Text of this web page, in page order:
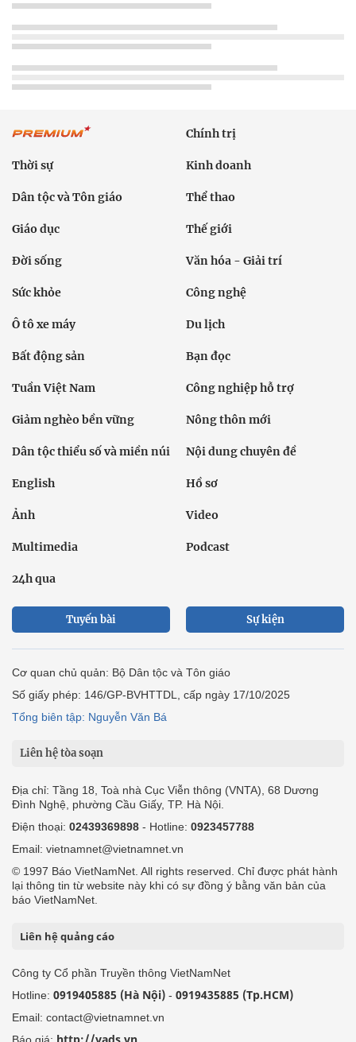
Chính trị
Thời sự Kinh doanh
Dân tộc và Tôn giáo Thể thao
Giáo dục Thế giới
Đời sống Văn hóa - Giải trí
Sức khỏe Công nghệ
Ô tô xe máy Du lịch
Bất động sản Bạn đọc
Tuần Việt Nam Công nghiệp hỗ trợ
Giảm nghèo bền vững Nông thôn mới
Dân tộc thiểu số và miền núi Nội dung chuyên đề
English Hồ sơ
Ảnh Video
Multimedia Podcast
24h qua
Tuyến bài Sự kiện
Cơ quan chủ quản: Bộ Dân tộc và Tôn giáo
Số giấy phép: 146/GP-BVHTTDL, cấp ngày 17/10/2025
Tổng biên tập: Nguyễn Văn Bá
Liên hệ tòa soạn
Địa chỉ: Tầng 18, Toà nhà Cục Viễn thông (VNTA), 68 Dương
Đình Nghệ, phường Cầu Giấy, TP. Hà Nội.
Điện thoại: 02439369898 - Hotline: 0923457788
Email: vietnamnet@vietnamnet.vn
© 1997 Báo VietNamNet. All rights reserved. Chỉ được phát hành
lại thông tin từ website này khi có sự đồng ý bằng văn bản của
báo VietNamNet.
Liên hệ quảng cáo
Công ty Cổ phần Truyền thông VietNamNet
Hotline: 0919405885 (Hà Nội) - 0919435885 (Tp.HCM)
Email: contact@vietnamnet.vn